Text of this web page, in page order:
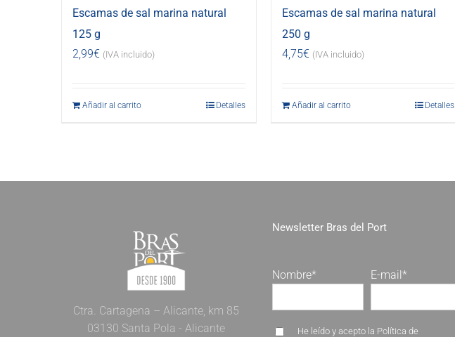
Escamas de sal marina natural
125 g
2,99€ (IVA incluido)
Añadir al carrito Detalles
Escamas de sal marina natural
250 g
4,75€ (IVA incluido)
Añadir al carrito Detalles
Ctra. Cartagena – Alicante, km 85
03130 Santa Pola - Alicante
Newsletter Bras del Port
Nombre* E-mail*
He leído y acepto la Política de